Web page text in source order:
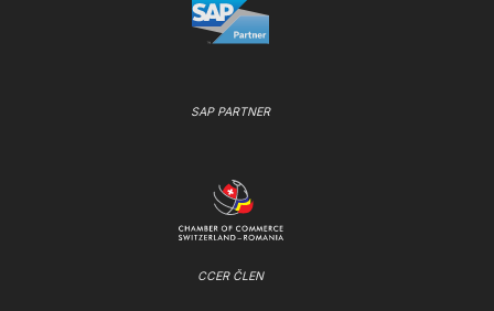
SAP PARTNER
CCER ČLEN